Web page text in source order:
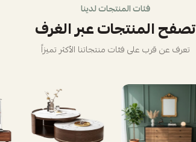
فئات المنتجات لدينا
تصفح المنتجات عبر الغرف
تعرف عن قرب على فئات منتجاتنا الأكثر تميزاً